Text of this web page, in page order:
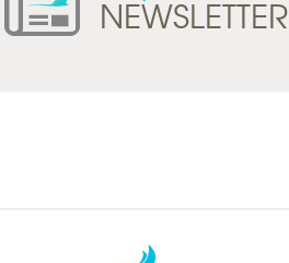
NEWSLETTER